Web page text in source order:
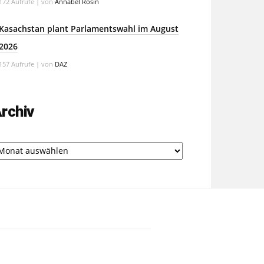
plant Parlamentswahl im August
Aufrufe | von DAZ